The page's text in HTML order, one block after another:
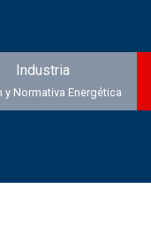
Industria
y Normativa Energética